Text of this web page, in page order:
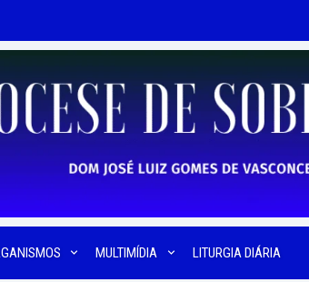
MULTIMÍDIA LITURGIA DIÁRIA